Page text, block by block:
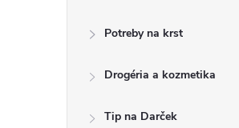
Potreby na krst
Drogéria a kozmetika
Tip na Darček